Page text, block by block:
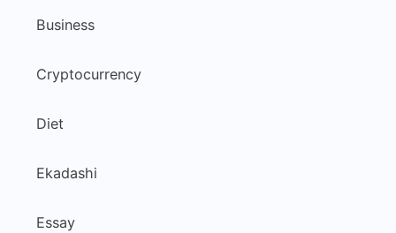
Business
Cryptocurrency
Diet
Ekadashi
Essay